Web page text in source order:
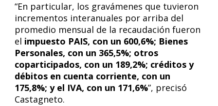
“En particular, los gravámenes que tuvieron
incrementos interanuales por arriba del
promedio mensual de la recaudación fueron
el impuesto PAIS, con un 600,6%; Bienes
Personales, con un 365,5%; otros
coparticipados, con un 189,2%; créditos y
débitos en cuenta corriente, con un
175,8%; y el IVA, con un 171,6%”, precisó
Castagneto.